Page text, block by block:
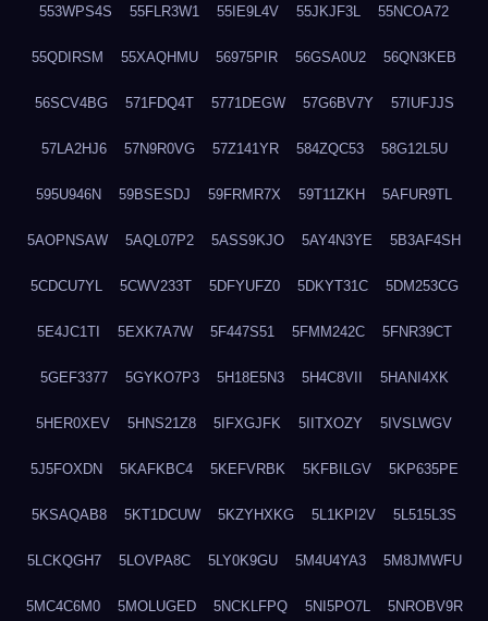
553WPS4S 55FLR3W1 55IE9L4V 55JKJF3L 55NCOA72
55QDIRSM 55XAQHMU 56975PIR 56GSA0U2 56QN3KEB
56SCV4BG 571FDQ4T 5771DEGW 57G6BV7Y 57IUFJJS
57LA2HJ6 57N9R0VG 57Z141YR 584ZQC53 58G12L5U
595U946N 59BSESDJ 59FRMR7X 59T11ZKH 5AFUR9TL
5AOPNSAW 5AQL07P2 5ASS9KJO 5AY4N3YE 5B3AF4SH
5CDCU7YL 5CWV233T 5DFYUFZ0 5DKYT31C 5DM253CG
5E4JC1TI 5EXK7A7W 5F447S51 5FMM242C 5FNR39CT
5GEF3377 5GYKO7P3 5H18E5N3 5H4C8VII 5HANI4XK
5HER0XEV 5HNS21Z8 5IFXGJFK 5IITXOZY 5IVSLWGV
5J5FOXDN 5KAFKBC4 5KEFVRBK 5KFBILGV 5KP635PE
5KSAQAB8 5KT1DCUW 5KZYHXKG 5L1KPI2V 5L515L3S
5LCKQGH7 5LOVPA8C 5LY0K9GU 5M4U4YA3 5M8JMWFU
5MC4C6M0 5MOLUGED 5NCKLFPQ 5NI5PO7L 5NROBV9R